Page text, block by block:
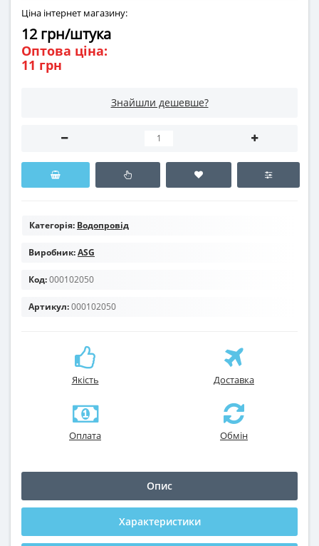
Ціна інтернет магазину:
12 грн/штука
Оптова ціна:
11 грн
Знайшли дешевше?
Категорія: Водопровід
Виробник:ASG
Код:000102050
Артикул:000102050
Якість Доставка
Оплата Обмін
Опис
Характеристики